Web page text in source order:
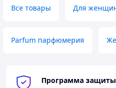
Все товары Для
Parfum парфюмерия
Программа защиты